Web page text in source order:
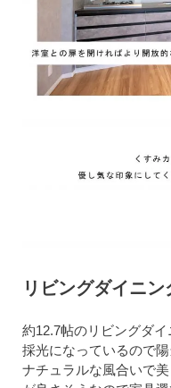
リビングダイニン
約12.7帖のリビングダ
採光になっているので
ナチュラルな風合いで